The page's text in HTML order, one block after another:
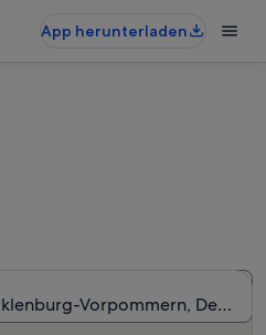
App herunterladen
Vorpommern,